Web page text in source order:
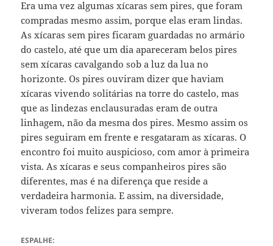
Era uma vez algumas xícaras sem pires, que foram
compradas mesmo assim, porque elas eram lindas.
As xícaras sem pires ficaram guardadas no armário
do castelo, até que um dia apareceram belos pires
sem xícaras cavalgando sob a luz da lua no
horizonte. Os pires ouviram dizer que haviam
xícaras vivendo solitárias na torre do castelo, mas
que as lindezas enclausuradas eram de outra
linhagem, não da mesma dos pires. Mesmo assim os
pires seguiram em frente e resgataram as xícaras. O
encontro foi muito auspicioso, com amor à primeira
vista. As xícaras e seus companheiros pires são
diferentes, mas é na diferença que reside a
verdadeira harmonia. E assim, na diversidade,
viveram todos felizes para sempre.
ESPALHE: